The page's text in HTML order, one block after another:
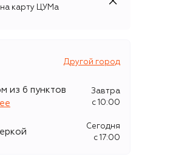
карту ЦУМа
Другой город
из 6 пунктов
Завтра
c 10:00
Сегодня
c 17:00